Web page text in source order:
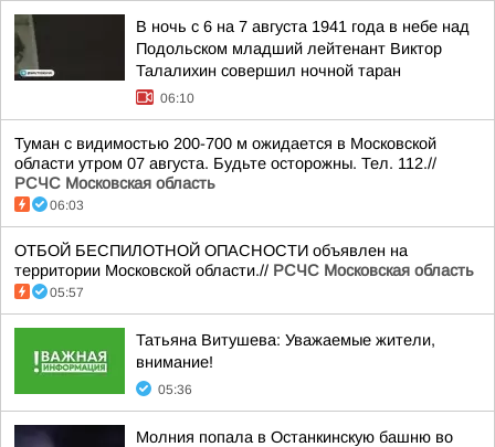
В ночь с 6 на 7 августа 1941 года в небе над
Подольском младший лейтенант Виктор
Талалихин совершил ночной таран
06:10
Туман с видимостью 200-700 м ожидается в Московской
области утром 07 августа. Будьте осторожны. Тел. 112.//
РСЧС Московская область
06:03
ОТБОЙ БЕСПИЛОТНОЙ ОПАСНОСТИ объявлен на
территории Московской области.// РСЧС Московская область
05:57
Татьяна Витушева: Уважаемые жители,
внимание!
05:36
Молния попала в Останкинскую башню во